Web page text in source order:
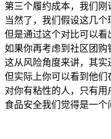
第三个履约成本，我们刚
当然了，我们假设这几
但是通过这个对比可以看
如果你再考虑到社区团购
这从风险角度来讲，其实
但实际上你可以看到他们
对你有粘性的人，只有用
食品安全我们觉得是一个